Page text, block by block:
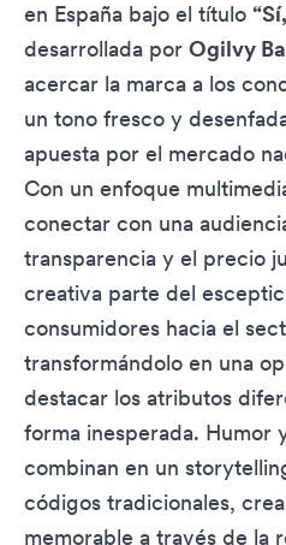
en España bajo el título
desarrollada por Ogilvy
acercar la marca a los
un tono fresco y
apuesta por el mercado
Con un enfoque
conectar con una
transparencia y el precio
creativa parte del
consumidores hacia el
transformándolo en una
destacar los atributos
forma inesperada. Humor
combinan en un
códigos tradicionales,
memorable a través de la